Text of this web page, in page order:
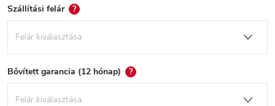
Szállítási felár ?
Bővített garancia (12 hónap) ?